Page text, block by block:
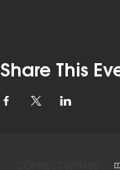
Share This